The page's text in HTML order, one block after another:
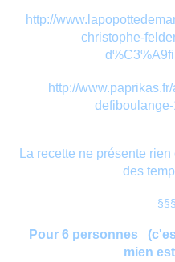
http://
christophe-
http://
La recette ne présente
des
Pour 6 personnes
mien